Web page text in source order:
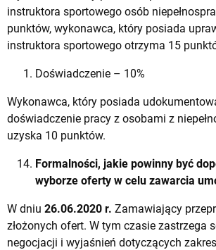
instruktora sportowego osób
punktów, wykonawca, który posiada
instruktora sportowego otrzyma 15
Doświadczenie – 10%
Wykonawca, który posiada
doświadczenie pracy z osobami z
uzyska 10 punktów.
Formalności, jakie powinny być
wyborze oferty w celu zawarcia
W dniu 26.06.2020 r. Zamawiający
złożonych ofert. W tym czasie zastrzega
negocjacji i wyjaśnień dotyczących